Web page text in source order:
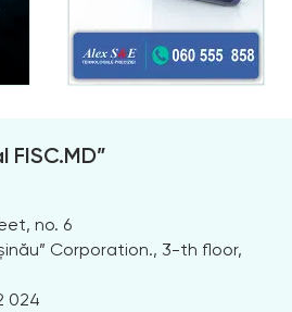
FISC.MD”
no. 6
Corporation., 3-th floor,
024